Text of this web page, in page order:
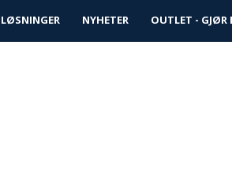
Logg inn Infosenter
NYHETER OUTLET - GJØR